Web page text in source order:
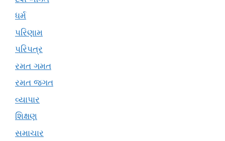
ધર્મ
પરિણામ
પરિપત્ર
રમત ગમત
રમત જગત
વ્યાપાર
શિક્ષણ
સમાચાર